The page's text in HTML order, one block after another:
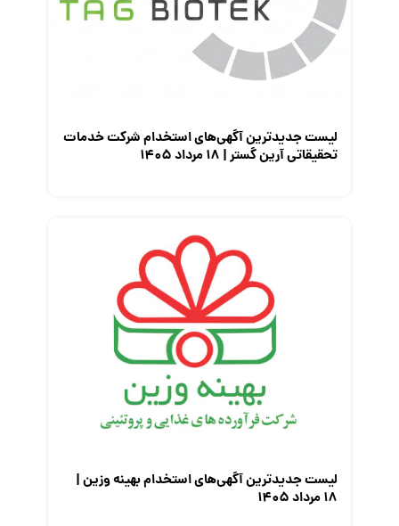
لیست جدیدترین آگهی‌های استخدام شرکت خدمات
تحقیقاتی آرین گستر | ۱۸ مرداد ۱۴۰۵
لیست جدیدترین آگهی‌های استخدام بهینه وزین |
۱۸ مرداد ۱۴۰۵